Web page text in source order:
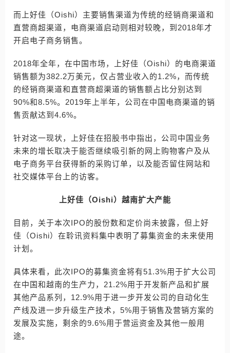
而上好佳（Oishi）主要销售渠道为传统的经销商渠道和
直营商超渠道，电商渠道启动则相对较晚，到2018年才
开启电子商务销售。
2018年全年，在中国市场，上好佳（Oishi）的电商渠道
销售额为382.2万美元，仅占营业收入的1.2%，而传统
的经销商渠道和直营商超渠道的销售额占比分别达到
90%和8.5%。2019年上半年，公司在中国电商渠道的销
售贡献达到4.6%。
针对这一现状，上好佳在招股书中指出，公司中国业务
未来的增长取决于能否继续吸引新的网上购物客户及从
电子商务平台获得新的采购订单，以及能否留住网站和
社交媒体平台上的访客。
上好佳（Oishi）越南扩大产能
目前，关于本次IPO的股份数和定价尚未披露，但上好
佳（Oishi）在聆讯资料集中表明了募集资金的未来使用
计划。
具体来看，此次IPO的募集资金将有51.3%用于扩大公司
在中国和越南的生产力，21.2%用于开发新产品和扩展
其他产品系列，12.9%用于进一步开发公司的自动化生
产线及进一步升级生产技术，5%用于销售及营销方案的
发展及实施，剩余的9.6%用于营运资金及其他一般用
途。